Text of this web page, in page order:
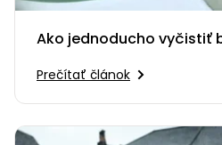
Ako jednoducho vyčistiť
Prečítať článok